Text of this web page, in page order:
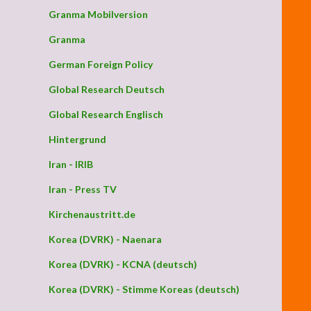
Granma Mobilversion
Granma
German Foreign Policy
Global Research Deutsch
Global Research Englisch
Hintergrund
Iran - IRIB
Iran - Press TV
Kirchenaustritt.de
Korea (DVRK) - Naenara
Korea (DVRK) - KCNA (deutsch)
Korea (DVRK) - Stimme Koreas (deutsch)